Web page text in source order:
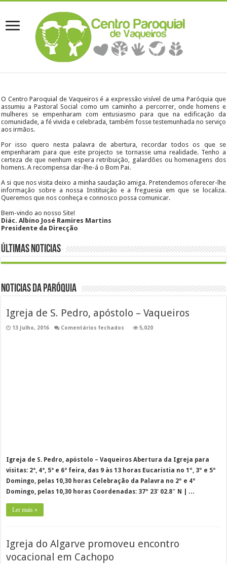
O Centro Paroquial de Vaqueiros é a expressão visível de uma Paróquia que
assumiu a Pastoral Social como um caminho a percorrer, onde homens e
mulheres se empenharam com entusiasmo para que na edificação da
comunidade, a fé vivida e celebrada, também fosse testemunhada no serviço
aos irmãos.
Por isso quero nesta palavra de abertura, recordar todos os que se
empenharam para que este projecto se tornasse uma realidade. Tenho a
certeza de que nenhum espera retribuição, galardões ou homenagens dos
homens. A recompensa dar-lhe-á o Bom Pai.
A si que nos visita deixo a minha saudação amiga. Pretendemos oferecer-lhe
informação sobre a nossa Instituição e a freguesia em que se localiza.
Queremos que nos conheça e connosco possa comunicar.
Bem-vindo ao nosso Site!
Diác. Albino José Ramires Martins
Presidente da Direcção
Últimas Noticias
Noticias da Paróquia
Igreja de S. Pedro, apóstolo – Vaqueiros
13 Julho, 2016 Comentários fechados 5,020
Igreja de S. Pedro, apóstolo – Vaqueiros Abertura da Igreja para
visitas: 2ª, 4ª, 5ª e 6ª feira, das 9 às 13 horas Eucaristia no 1º, 3º e 5º
Domingo, pelas 10,30 horas Celebração da Palavra no 2º e 4º
Domingo, pelas 10,30 horas Coordenadas: 37º 23′ 02.8″ N | …
Ler mais »
Igreja do Algarve promoveu encontro
vocacional em Cachopo